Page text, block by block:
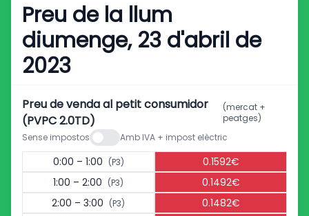
Preu de la llum
diumenge, 23 d'abril de
2023
Preu de venda al petit consumidor
(PVPC 2.0TD)
(mercat +
peatges)
Sense impostos
Amb IVA + impost elèctric
0:00 – 1:00 (P3)
0.1592€
1:00 – 2:00 (P3)
0.1492€
2:00 – 3:00 (P3)
0.1482€